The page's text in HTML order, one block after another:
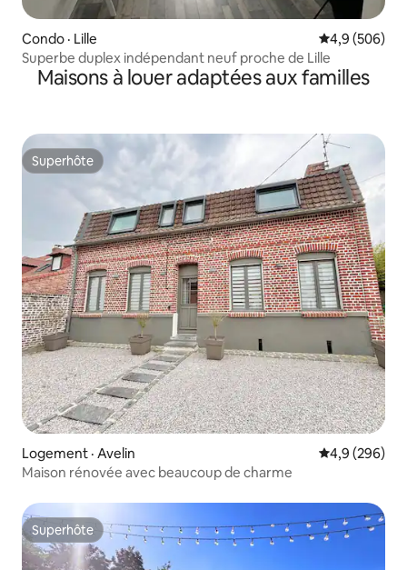
Condo · Lille Note
4,9 (506)
Superbe duplex indépendant neuf proche de Lille
Maisons à louer adaptées aux familles
Superhôte
Superhôte
Logement · Avelin Note
4,9 (296)
Maison rénovée avec beaucoup de charme
Superhôte
Superhôte